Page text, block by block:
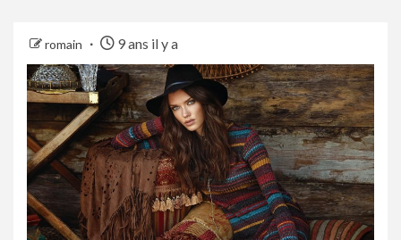
romain 9 ans il y a